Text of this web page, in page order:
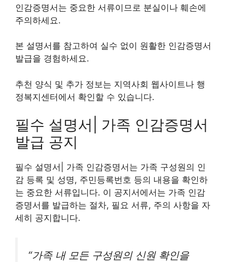
인감증명서는 중요한 서류이므로 분실이나 훼손에
주의하세요.
본 설명서를 참고하여 실수 없이 원활한 인감증명서
발급을 경험하세요.
추천 양식 및 추가 정보는 지역사회 웹사이트나 행
정복지센터에서 확인할 수 있습니다.
필수 설명서| 가족 인감증명서
발급 공지
필수 설명서| 가족 인감증명서는 가족 구성원의 인
감 등록 및 성명, 주민등록번호 등의 내용을 확인하
는 중요한 서류입니다. 이 공지서에서는 가족 인감
증명서를 발급하는 절차, 필요 서류, 주의 사항을 자
세히 공지합니다.
“가족 내 모든 구성원의 신원 확인을